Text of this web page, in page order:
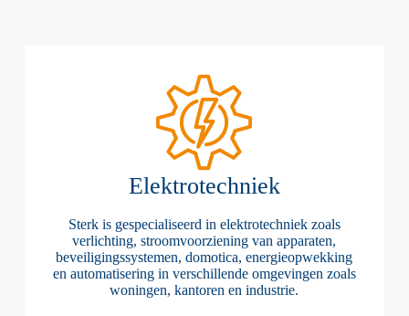
Elektrotechniek
Sterk is gespecialiseerd in elektrotechniek zoals
verlichting, stroomvoorziening van apparaten,
beveiligingssystemen, domotica, energieopwekking
en automatisering in verschillende omgevingen zoals
woningen, kantoren en industrie.